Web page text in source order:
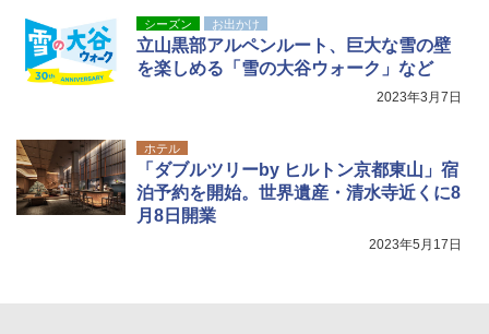
送
￥3,680
シーズン お出かけ
立山黒部アルペンルート、巨大な雪の壁
を楽しめる「雪の大谷ウォーク」など
2023年3月7日
ホテル
「ダブルツリーby ヒルトン京都東山」宿
泊予約を開始。世界遺産・清水寺近くに8
月8日開業
2023年5月17日